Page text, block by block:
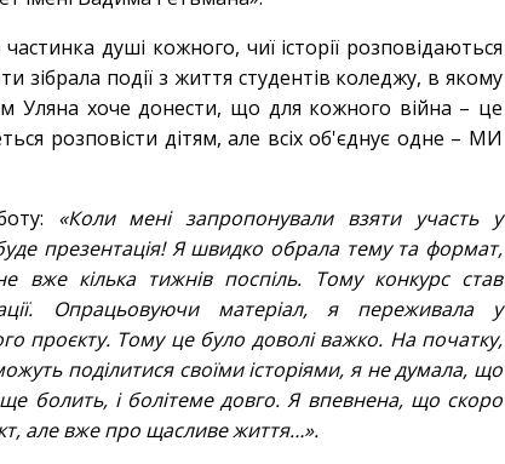
душі кожного, чиї історії розповідаються
зібрала події з життя студентів коледжу, в якому
Уляна хоче донести, що для кожного війна – це
розповісти дітям, але всіх об'єднує одне – МИ
«Коли мені запропонували взяти участь у
презентація! Я швидко обрала тему та формат,
вже кілька тижнів поспіль. Тому конкурс став
Опрацьовуючи матеріал, я переживала у
проєкту. Тому це було доволі важко. На початку,
поділитися своїми історіями, я не думала, що
болить, і болітеме довго.Я впевнена, що скоро
але вже про щасливе життя…».